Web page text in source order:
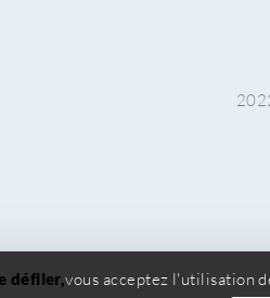
défiler,vous acceptez l'utilisation